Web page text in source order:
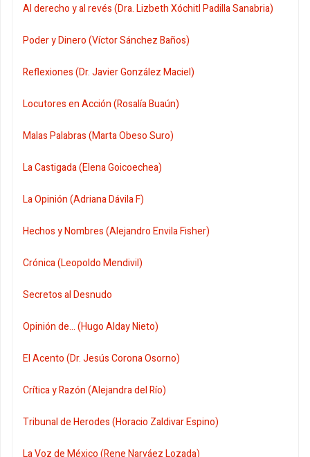
Al derecho y al revés (Dra. Lizbeth Xóchitl Padilla Sanabria)
Poder y Dinero (Víctor Sánchez Baños)
Reflexiones (Dr. Javier González Maciel)
Locutores en Acción (Rosalía Buaún)
Malas Palabras (Marta Obeso Suro)
La Castigada (Elena Goicoechea)
La Opinión (Adriana Dávila F)
Hechos y Nombres (Alejandro Envila Fisher)
Crónica (Leopoldo Mendivil)
Secretos al Desnudo
Opinión de... (Hugo Alday Nieto)
El Acento (Dr. Jesús Corona Osorno)
Crítica y Razón (Alejandra del Río)
Tribunal de Herodes (Horacio Zaldivar Espino)
La Voz de México (Rene Narváez Lozada)